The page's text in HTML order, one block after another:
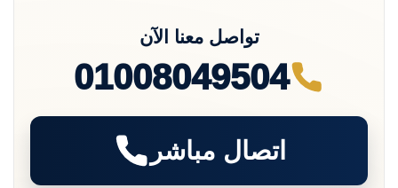
تواصل معنا الآن
01008049504
اتصال مباشر